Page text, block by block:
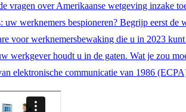
vragen over Amerikaanse wetgeving inzake
werknemers bespioneren? Begrijp eerst de
voor werknemersbewaking die u in 2023
werkgever houdt u in de gaten. Wat je zou
elektronische communicatie van 1986